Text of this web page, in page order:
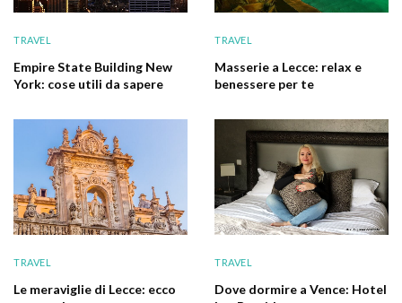
TRAVEL
Empire State Building New
York: cose utili da sapere
TRAVEL
Masserie a Lecce: relax e
benessere per te
TRAVEL
Le meraviglie di Lecce: ecco
TRAVEL
Dove dormire a Vence: Hotel